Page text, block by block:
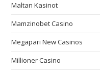
Maltan Kasinot
Mamzinobet Casino
Megapari New Casinos
Millioner Casino